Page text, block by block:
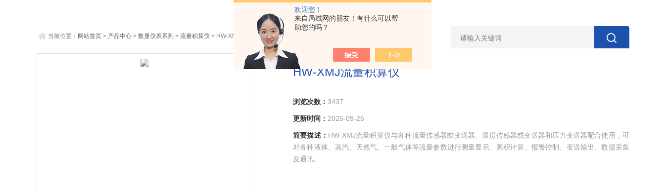
欢迎您！
来自局域网的朋友！有什么可以帮
助您的吗？
当前位置： 网站首页 > 产品中心 > 数显仪表系列 > 流量积算仪 > HW-XMJ流量积算仪
HW-XMJ流量积算仪
浏览次数： 3437
更新时间： 2025-09-26
简要描述： HW-XMJ流量积算仪与各种流量传感器或变送器、温度传感器或变送器和压力变送器配合使用，可
对各种液体、蒸汽、天然气、一般气体等流量参数进行测量显示、累积计算、报警控制、变送输出、数据采集
及通讯。